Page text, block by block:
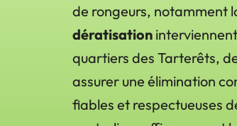
de rongeurs, notamment
dératisation
quartiers des Tarterêts,
assurer une élimination
fiables et respectueuses